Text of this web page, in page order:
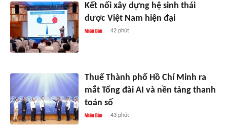
Kết nối xây dựng hệ sinh thái
dược Việt Nam hiện đại
42 phút
Thuế Thành phố Hồ Chí Minh ra
mắt Tổng đài AI và nền tảng thanh
toán số
43 phút